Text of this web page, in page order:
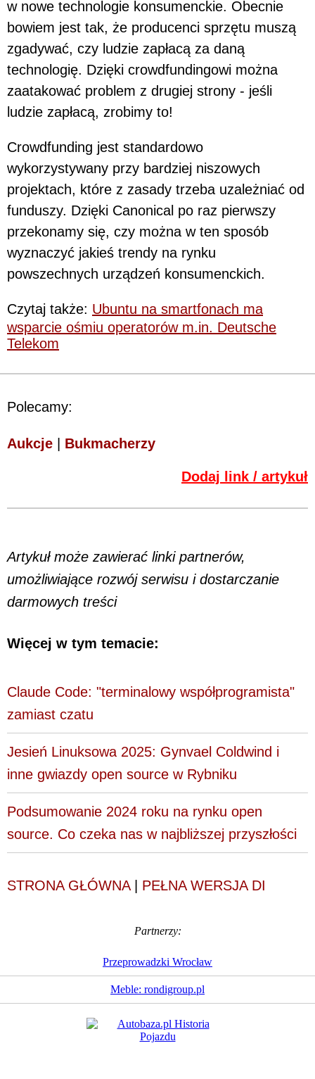
w nowe technologie konsumenckie. Obecnie
bowiem jest tak, że producenci sprzętu muszą
zgadywać, czy ludzie zapłacą za daną
technologię. Dzięki crowdfundingowi można
zaatakować problem z drugiej strony - jeśli
ludzie zapłacą, zrobimy to!
Crowdfunding jest standardowo
wykorzystywany przy bardziej niszowych
projektach, które z zasady trzeba uzależniać od
funduszy. Dzięki Canonical po raz pierwszy
przekonamy się, czy można w ten sposób
wyznaczyć jakieś trendy na rynku
powszechnych urządzeń konsumenckich.
Czytaj także: Ubuntu na smartfonach ma
wsparcie ośmiu operatorów m.in. Deutsche
Telekom
Polecamy:
Aukcje Bukmacherzy
Dodaj link / artykuł
Artykuł może zawierać linki partnerów,
umożliwiające rozwój serwisu i dostarczanie
darmowych treści
Więcej w tym temacie:
Claude Code: "terminalowy współprogramista"
zamiast czatu
Jesień Linuksowa 2025: Gynvael Coldwind i
inne gwiazdy open source w Rybniku
Podsumowanie 2024 roku na rynku open
source. Co czeka nas w najbliższej przyszłości
STRONA GŁÓWNA| PEŁNA WERSJA DI
Partnerzy:
Przeprowadzki Wrocław
Meble: rondigroup.pl